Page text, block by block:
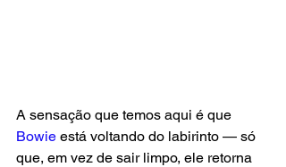
A sensação que temos aqui é que
Bowie está voltando do labirinto — só
que, em vez de sair limpo, ele retorna